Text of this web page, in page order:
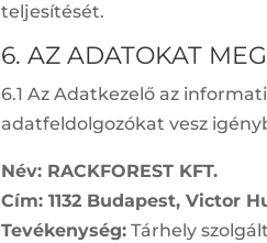
teljesítését.
6. AZ ADATOKAT
6.1 Az Adatkezelő az
adatfeldolgozókat vesz
Név: RACKFOREST KFT.
Cím: 1132 Budapest, Victor
Tevékenység: Tárhely